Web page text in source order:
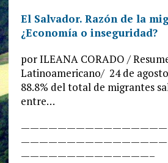
El Salvador. Razón de la
¿Economía o inseguridad?
por ILEANA CORADO /
Latinoamericano/ 24 de
88.8% del total de migrantes
entre…
——————————————–